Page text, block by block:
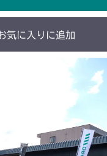
ョン HT051B FIG7 アク
ョン HI051A FIG7 アク
ョン HI051B FIG7 アク
ョン FIG7 Aタイプ アク
ョン FIG8 Bタイプ アク
ョン FIG7 Aタイプ アク
ョン FIG8 Bタイプ アク
ョン FIG7 アクスル
ョン FIG7 アクスル
気に入りに追加